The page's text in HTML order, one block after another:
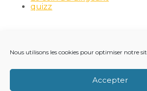
Nous utilisons les cookies pour optimiser notre
Accepter
quizz
Principale
RECRUTEMENT
NOTRE